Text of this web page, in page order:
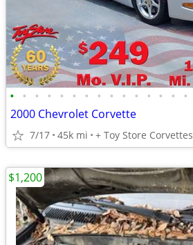
• • • • • • • • • • • • • • •
2000 Chevrolet Corvette
7/17 45k mi + Toy Store Corvettes
$1,200